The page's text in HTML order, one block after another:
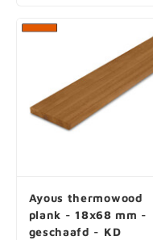
Ayous thermowood
plank - 18x68 mm -
geschaafd - KD